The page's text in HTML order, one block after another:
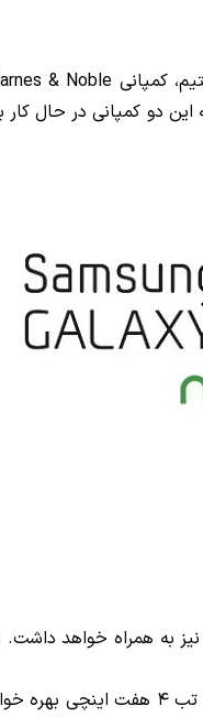
همچنین در مورد سخت افزار و قیمت این تبلت